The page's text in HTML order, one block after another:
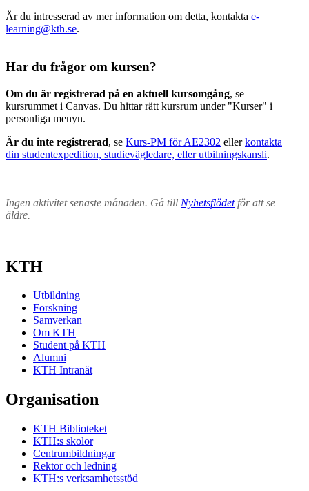
Är du intresserad av mer information om detta, kontakta e-
learning@kth.se.
Har du frågor om kursen?
Om du är registrerad på en aktuell kursomgång, se
kursrummet i Canvas. Du hittar rätt kursrum under "Kurser" i
personliga menyn.
Är du inte registrerad, se Kurs-PM för AE2302 ellerkontakta
din studentexpedition, studievägledare, eller utbilningskansli.
Ingen aktivitet senaste månaden. Gå till Nyhetsflödetför att se
äldre.
KTH
Utbildning
Forskning
Samverkan
Om KTH
Student på KTH
Alumni
KTH Intranät
Organisation
KTH Biblioteket
KTH:s skolor
Centrumbildningar
Rektor och ledning
KTH:s verksamhetsstöd